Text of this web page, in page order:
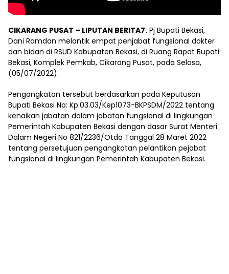
CIKARANG PUSAT – LIPUTAN BERITA7. Pj Bupati Bekasi,
Dani Ramdan melantik empat penjabat fungsional dokter
dan bidan di RSUD Kabupaten Bekasi, di Ruang Rapat Bupati
Bekasi, Komplek Pemkab, Cikarang Pusat, pada Selasa,
(05/07/2022).
Pengangkatan tersebut berdasarkan pada Keputusan
Bupati Bekasi No: Kp.03.03/Kep1073-BKPSDM/2022 tentang
kenaikan jabatan dalam jabatan fungsional di lingkungan
Pemerintah Kabupaten Bekasi dengan dasar Surat Menteri
Dalam Negeri No 821/2236/Otda Tanggal 28 Maret 2022
tentang persetujuan pengangkatan pelantikan pejabat
fungsional di lingkungan Pemerintah Kabupaten Bekasi.